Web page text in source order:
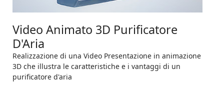
Video Animato 3D Purificatore
D'Aria
Realizzazione di una Video Presentazione in animazione
3D che illustra le caratteristiche e i vantaggi di un
purificatore d'aria